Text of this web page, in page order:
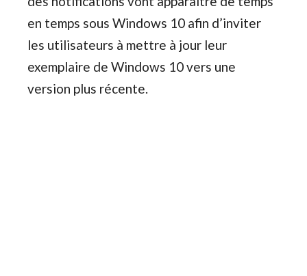
en temps sous Windows 10 afin d’inviter
les utilisateurs à mettre à jour leur
exemplaire de Windows 10 vers une
version plus récente.